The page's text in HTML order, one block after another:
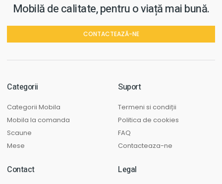
Mobilă de calitate, pentru o viață mai bună.
CONTACTEAZĂ-NE
Categorii
Categorii Mobila
Mobila la comanda
Scaune
Mese
Suport
Termeni si condiții
Politica de cookies
FAQ
Contacteaza-ne
Contact Legal